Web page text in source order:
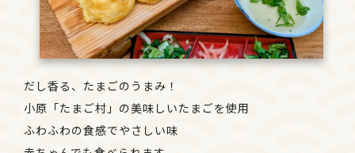
だし香る、たまごのうまみ！
小原「たまご村」の美味しいたまごを使用
ふわふわの食感でやさしい味